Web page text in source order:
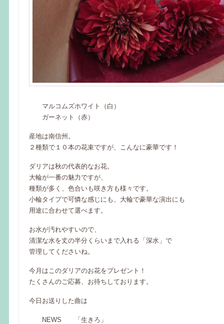
マルコムズホワイト（白）
ガーネット（赤）
産地は南信州。
２種類で１０本の花束ですが、こんなに豪華です！
ダリアは秋の代表的なお花。
大輪が一番の魅力ですが、
種類が多く、色合いも咲き方も様々です。
小輪タイプで可憐な感じにも、大輪で豪華な演出にも
用途に合わせて選べます。
お水が汚れやすいので、
清潔な水を丈の半分くらいまで入れる「深水」で
管理してくださいね。
今月はこのダリアのお花をプレゼント！
たくさんのご応募、お待ちしております。
今日お送りした曲は
NEWS 「生きろ」